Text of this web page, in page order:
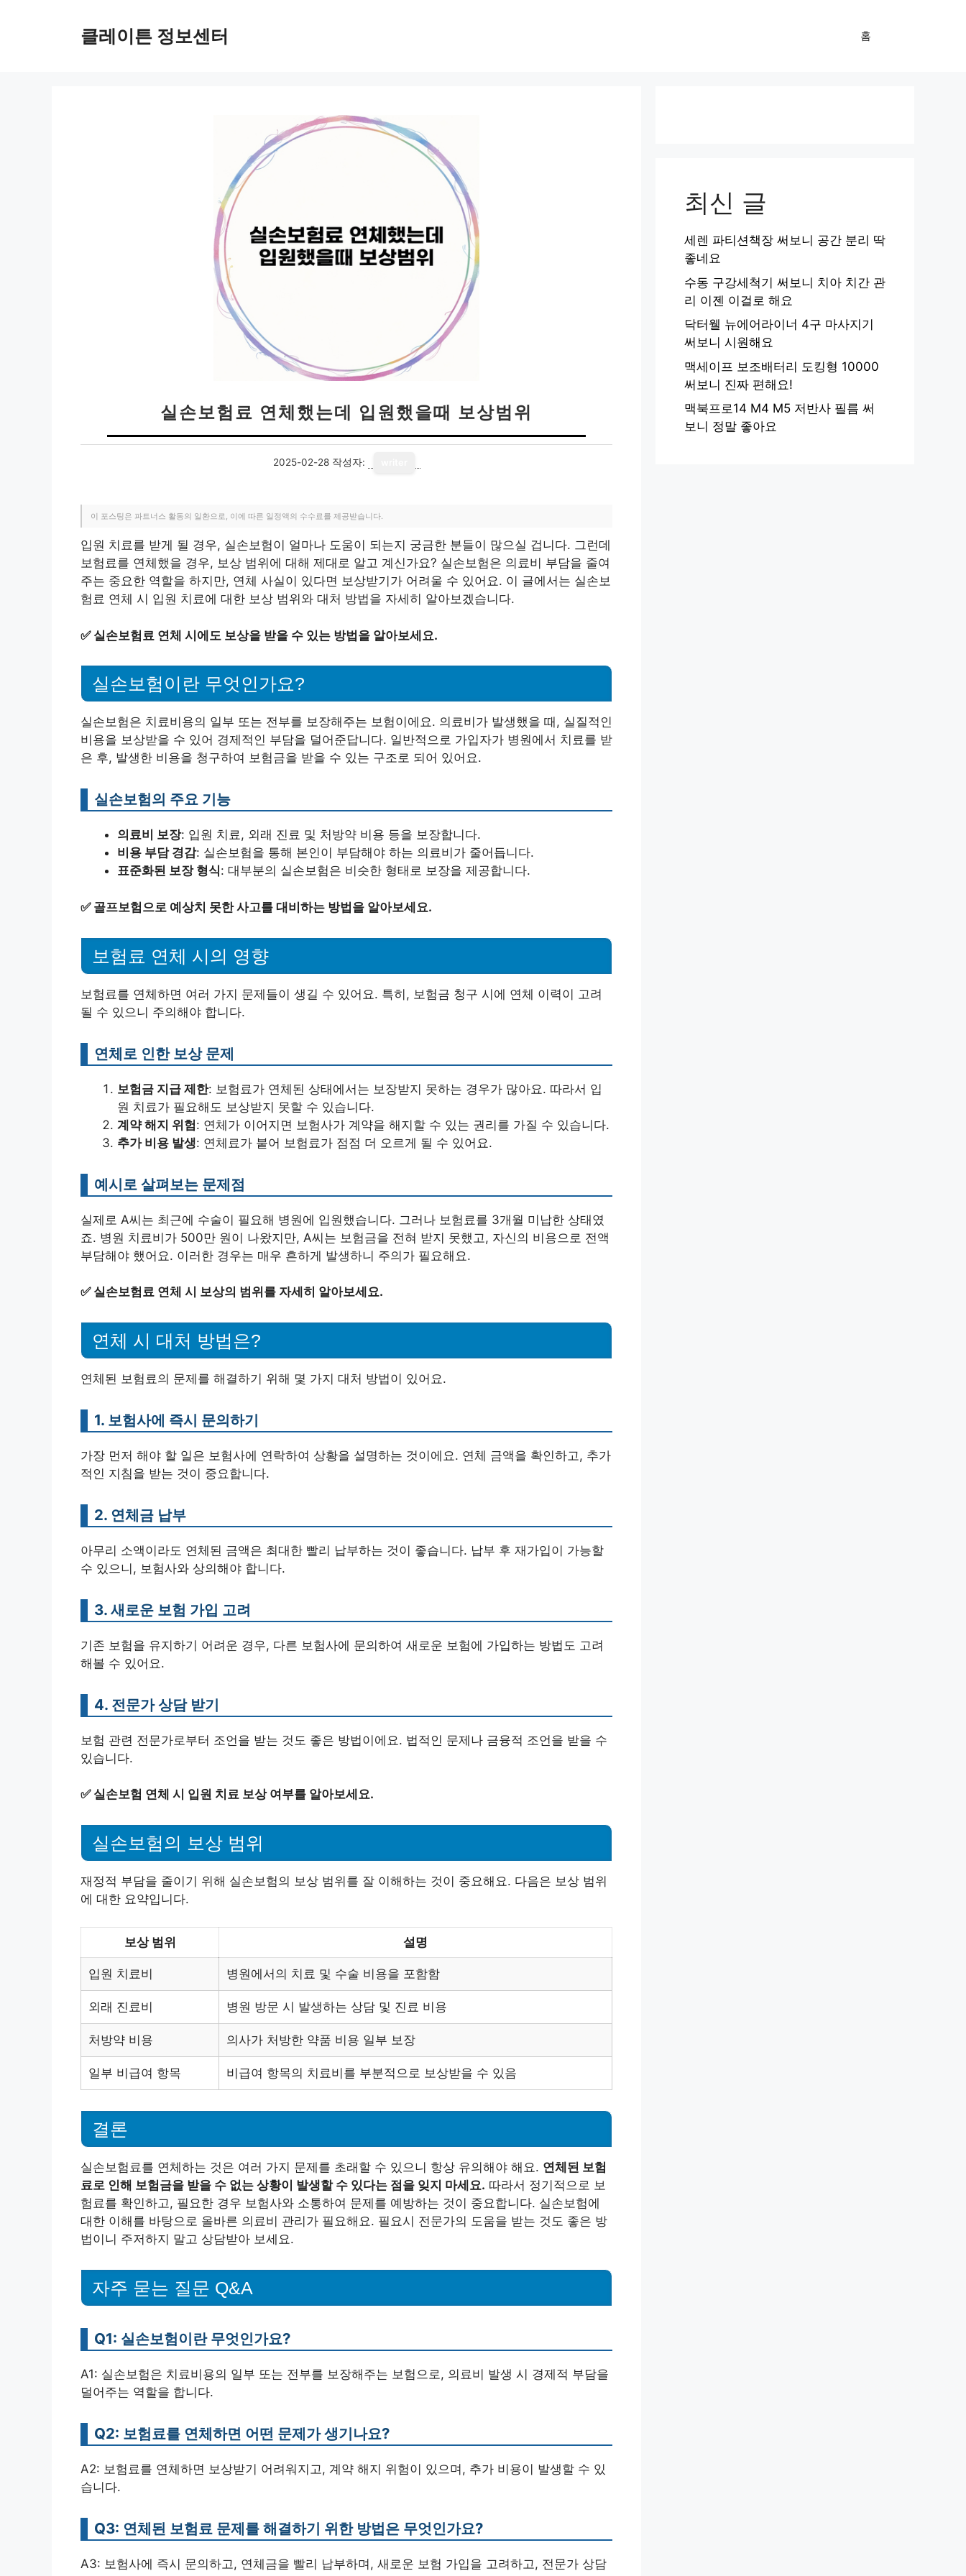
클레이튼 정보센터 홈
실손보험료 연체했는데 입원했을때 보상범위
2025-02-28 작성자:
이 포스팅은 파트너스 활동의 일환으로, 이에 따른 일정액의 수수료를 제공받습니다.
입원 치료를 받게 될 경우, 실손보험이 얼마나 도움이 되는지 궁금한 분들이 많으실 겁니다. 그런데
보험료를 연체했을 경우, 보상 범위에 대해 제대로 알고 계신가요? 실손보험은 의료비 부담을 줄여
주는 중요한 역할을 하지만, 연체 사실이 있다면 보상받기가 어려울 수 있어요. 이 글에서는 실손보
험료 연체 시 입원 치료에 대한 보상 범위와 대처 방법을 자세히 알아보겠습니다.
✅ 실손보험료 연체 시에도 보상을 받을 수 있는 방법을 알아보세요.
실손보험이란 무엇인가요?
실손보험은 치료비용의 일부 또는 전부를 보장해주는 보험이에요. 의료비가 발생했을 때, 실질적인
비용을 보상받을 수 있어 경제적인 부담을 덜어준답니다. 일반적으로 가입자가 병원에서 치료를 받
은 후, 발생한 비용을 청구하여 보험금을 받을 수 있는 구조로 되어 있어요.
실손보험의 주요 기능
의료비 보장: 입원 치료, 외래 진료 및 처방약 비용 등을 보장합니다.
비용 부담 경감: 실손보험을 통해 본인이 부담해야 하는 의료비가 줄어듭니다.
표준화된 보장 형식: 대부분의 실손보험은 비슷한 형태로 보장을 제공합니다.
✅ 골프보험으로 예상치 못한 사고를 대비하는 방법을 알아보세요.
보험료 연체 시의 영향
보험료를 연체하면 여러 가지 문제들이 생길 수 있어요. 특히, 보험금 청구 시에 연체 이력이 고려
될 수 있으니 주의해야 합니다.
연체로 인한 보상 문제
보험금 지급 제한: 보험료가 연체된 상태에서는 보장받지 못하는 경우가 많아요. 따라서 입
원 치료가 필요해도 보상받지 못할 수 있습니다.
계약 해지 위험: 연체가 이어지면 보험사가 계약을 해지할 수 있는 권리를 가질 수 있습니다.
추가 비용 발생: 연체료가 붙어 보험료가 점점 더 오르게 될 수 있어요.
예시로 살펴보는 문제점
실제로 A씨는 최근에 수술이 필요해 병원에 입원했습니다. 그러나 보험료를 3개월 미납한 상태였
죠. 병원 치료비가 500만 원이 나왔지만, A씨는 보험금을 전혀 받지 못했고, 자신의 비용으로 전액
부담해야 했어요. 이러한 경우는 매우 흔하게 발생하니 주의가 필요해요.
✅ 실손보험료 연체 시 보상의 범위를 자세히 알아보세요.
연체 시 대처 방법은?
연체된 보험료의 문제를 해결하기 위해 몇 가지 대처 방법이 있어요.
1. 보험사에 즉시 문의하기
가장 먼저 해야 할 일은 보험사에 연락하여 상황을 설명하는 것이에요. 연체 금액을 확인하고, 추가
적인 지침을 받는 것이 중요합니다.
2. 연체금 납부
아무리 소액이라도 연체된 금액은 최대한 빨리 납부하는 것이 좋습니다. 납부 후 재가입이 가능할
수 있으니, 보험사와 상의해야 합니다.
3. 새로운 보험 가입 고려
기존 보험을 유지하기 어려운 경우, 다른 보험사에 문의하여 새로운 보험에 가입하는 방법도 고려
해볼 수 있어요.
4. 전문가 상담 받기
보험 관련 전문가로부터 조언을 받는 것도 좋은 방법이에요. 법적인 문제나 금융적 조언을 받을 수
있습니다.
✅ 실손보험 연체 시 입원 치료 보상 여부를 알아보세요.
실손보험의 보상 범위
재정적 부담을 줄이기 위해 실손보험의 보상 범위를 잘 이해하는 것이 중요해요. 다음은 보상 범위
에 대한 요약입니다.
보상 범위 설명
입원 치료비 병원에서의 치료 및 수술 비용을 포함함
외래 진료비 병원 방문 시 발생하는 상담 및 진료 비용
처방약 비용 의사가 처방한 약품 비용 일부 보장
일부 비급여 항목 비급여 항목의 치료비를 부분적으로 보상받을 수 있음
결론
실손보험료를 연체하는 것은 여러 가지 문제를 초래할 수 있으니 항상 유의해야 해요. 연체된 보험
료로 인해 보험금을 받을 수 없는 상황이 발생할 수 있다는 점을 잊지 마세요. 따라서 정기적으로 보
험료를 확인하고, 필요한 경우 보험사와 소통하여 문제를 예방하는 것이 중요합니다. 실손보험에
대한 이해를 바탕으로 올바른 의료비 관리가 필요해요. 필요시 전문가의 도움을 받는 것도 좋은 방
법이니 주저하지 말고 상담받아 보세요.
자주 묻는 질문 Q&A
Q1: 실손보험이란 무엇인가요?
A1: 실손보험은 치료비용의 일부 또는 전부를 보장해주는 보험으로, 의료비 발생 시 경제적 부담을
덜어주는 역할을 합니다.
Q2: 보험료를 연체하면 어떤 문제가 생기나요?
A2: 보험료를 연체하면 보상받기 어려워지고, 계약 해지 위험이 있으며, 추가 비용이 발생할 수 있
습니다.
Q3: 연체된 보험료 문제를 해결하기 위한 방법은 무엇인가요?
A3: 보험사에 즉시 문의하고, 연체금을 빨리 납부하며, 새로운 보험 가입을 고려하고, 전문가 상담
최신 글
세렌 파티션책장 써보니 공간 분리 딱
좋네요
수동 구강세척기 써보니 치아 치간 관
리 이젠 이걸로 해요
닥터웰 뉴에어라이너 4구 마사지기
써보니 시원해요
맥세이프 보조배터리 도킹형 10000
써보니 진짜 편해요!
맥북프로14 M4 M5 저반사 필름 써
보니 정말 좋아요